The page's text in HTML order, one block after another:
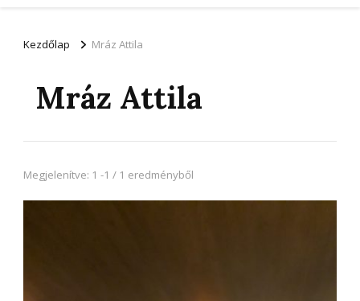
Kezdőlap Mráz Attila
Mráz Attila
Megjelenítve: 1 -1 / 1 eredményből